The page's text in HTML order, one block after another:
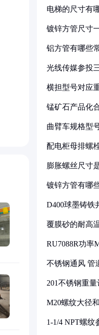
电梯的尺寸有
镀锌方管尺寸
铝方管有哪些
光线传媒参投
横担型号对应
锰矿石产品化
曲臂车规格型
配电柜母排螺
膨胀螺丝尺寸
镀锌方管有哪
D400球墨铸铁
覆膜砂的耐高
RU7088R功率
不锈钢通风 管
201不锈钢重
M20螺纹大径
1-1/4 NPT螺